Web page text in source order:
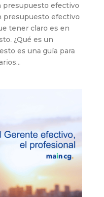
presupuesto efectivo
presupuesto efectivo
tener claro es en
¿Qué es un
es una guía para